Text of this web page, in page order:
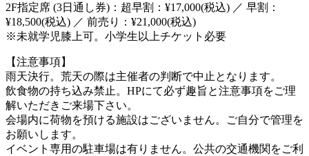
2F指定席 (3日通し券)：超早割：¥17,000(税込) ／ 早割：
¥18,500(税込) ／ 前売り：¥21,000(税込)
※未就学児膝上可。小学生以上チケット必要
【注意事項】
雨天決行。荒天の際は主催者の判断で中止となります。
飲食物の持ち込み禁止。HPにて必ず趣旨と注意事項をご理
解いただきご来場下さい。
会場内に荷物を預ける施設はございません。ご自分で管理を
お願いします。
イベント専用の駐車場は有りません。公共の交通機関をご利